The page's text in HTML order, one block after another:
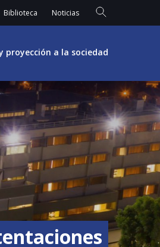
Biblioteca Noticias
proyección a la sociedad